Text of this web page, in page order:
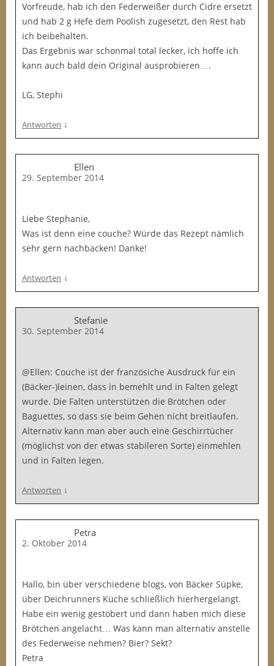
Vorfreude, hab ich den Federweißer durch Cidre ersetzt
und hab 2 g Hefe dem Poolish zugesetzt, den Rest hab
ich beibehalten.
Das Ergebnis war schonmal total lecker, ich hoffe ich
kann auch bald dein Original ausprobieren….
LG, Stephi
Antworten ↓
Ellen
29. September 2014
Liebe Stephanie,
Was ist denn eine couche? Würde das Rezept nämlich
sehr gern nachbacken! Danke!
Antworten ↓
Stefanie
30. September 2014
@Ellen: Couche ist der französiche Ausdruck für ein
(Bäcker-)leinen, dass in bemehlt und in Falten gelegt
wurde. Die Falten unterstützen die Brötchen oder
Baguettes, so dass sie beim Gehen nicht breitlaufen.
Alternativ kann man aber auch eine Geschirrtücher
(möglichst von der etwas stabileren Sorte) einmehlen
und in Falten legen.
Antworten ↓
Petra
2. Oktober 2014
Hallo, bin über verschiedene blogs, von Bäcker Süpke,
über Deichrunners Küche schließlich hierhergelangt.
Habe ein wenig gestöbert und dann haben mich diese
Brötchen angelacht… Was kann man alternativ anstelle
des Federweise nehmen? Bier? Sekt?
Petra